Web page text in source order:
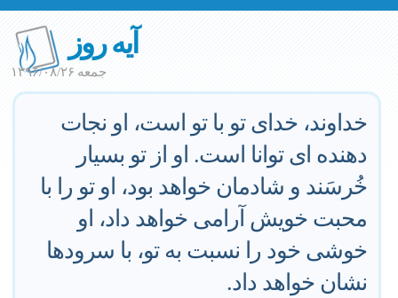
آیه روز
جمعه ۱۳۹۶/۰۸/۲۶
خداوند، خدای تو با تو است، او نجات
دهنده ای توانا است. او از تو بسیار
خُرسَند و شادمان خواهد بود، او تو را با
محبت خویش آرامی خواهد داد، او
خوشی خود را نسبت به تو، با سرودها
نشان خواهد داد.